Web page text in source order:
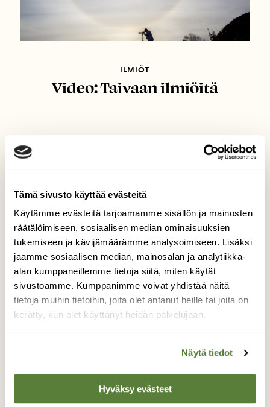
Tämä sivusto käyttää evästeitä
Käytämme evästeitä tarjoamamme sisällön ja mainosten
räätälöimiseen, sosiaalisen median ominaisuuksien
tukemiseen ja kävijämäärämme analysoimiseen. Lisäksi
jaamme sosiaalisen median, mainosalan ja analytiikka-
alan kumppaneillemme tietoja siitä, miten käytät
sivustoamme. Kumppanimme voivat yhdistää näitä
tietoja muihin tietoihin, joita olet antanut heille tai joita on
kerätty, kun olet käyttänyt heidän palvelujaan.
Näytä tiedot
Hyväksy evästeet
ILMIÖT
Video: Taivaan ilmiöitä
VINKIT
meteoriparven